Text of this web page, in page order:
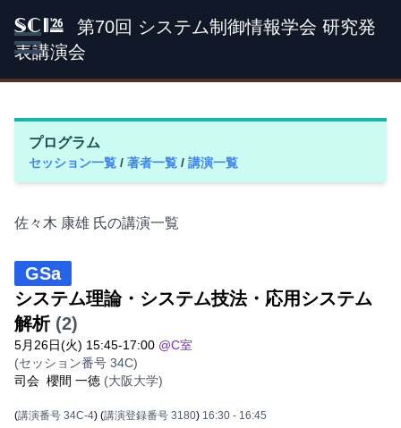
SCI '26
第70回 システム制御情報学会 研究発
表講演会
プログラム
セッション一覧 / 著者一覧 / 講演一覧
佐々木 康雄 氏の講演一覧
GSa
システム理論・システム技法・応用システム
解析 (2)
5月26日(火) 15:45-17:00 @C室
(セッション番号 34C)
司会 櫻間 一徳 (大阪大学)
(講演番号 34C-4) (講演登録番号 3180) 16:30 - 16:45